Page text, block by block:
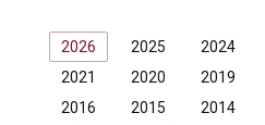
2026 2025 2024
2021
2020 2019
2016
2015 2014